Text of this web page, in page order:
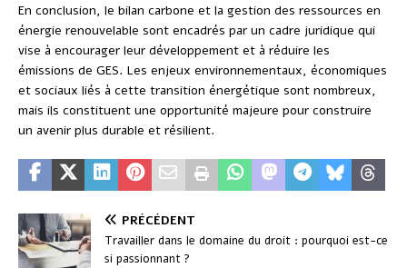
En conclusion, le bilan carbone et la gestion des ressources en
énergie renouvelable sont encadrés par un cadre juridique qui
vise à encourager leur développement et à réduire les
émissions de GES. Les enjeux environnementaux, économiques
et sociaux liés à cette transition énergétique sont nombreux,
mais ils constituent une opportunité majeure pour construire
un avenir plus durable et résilient.
PRÉCÉDENT
Travailler dans le domaine du droit : pourquoi est-ce
si passionnant ?